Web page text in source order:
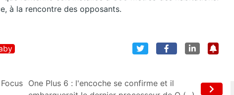
à la rencontre des opposants.
One Plus 6 : l'encoche se confirme et il